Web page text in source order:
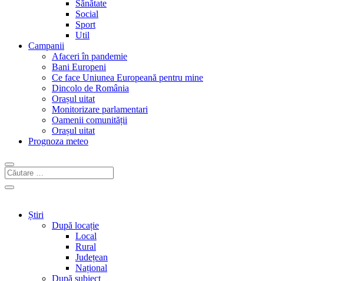
Sănătate
Social
Sport
Util
Campanii
Afaceri în pandemie
Bani Europeni
Ce face Uniunea Europeană pentru mine
Dincolo de România
Orașul uitat
Monitorizare parlamentari
Oamenii comunității
Orașul uitat
Prognoza meteo
Știri
După locație
Local
Rural
Județean
Național
După subiect